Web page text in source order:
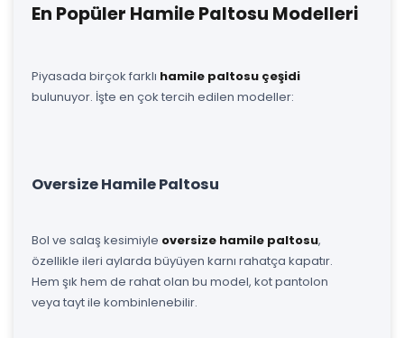
En Popüler Hamile Paltosu Modelleri
Piyasada birçok farklı hamile paltosu çeşidi
bulunuyor. İşte en çok tercih edilen modeller:
Oversize Hamile Paltosu
Bol ve salaş kesimiyle oversize hamile paltosu,
özellikle ileri aylarda büyüyen karnı rahatça kapatır.
Hem şık hem de rahat olan bu model, kot pantolon
veya tayt ile kombinlenebilir.